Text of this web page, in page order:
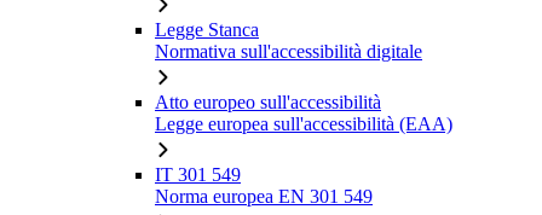
Legge Stanca
Normativa sull'accessibilità digitale
Atto europeo sull'accessibilità
Legge europea sull'accessibilità (EAA)
IT 301 549
Norma europea EN 301 549